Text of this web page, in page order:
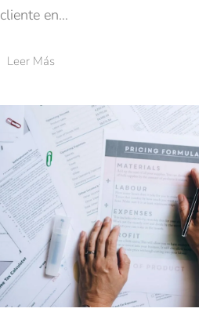
cliente en…
Leer Más